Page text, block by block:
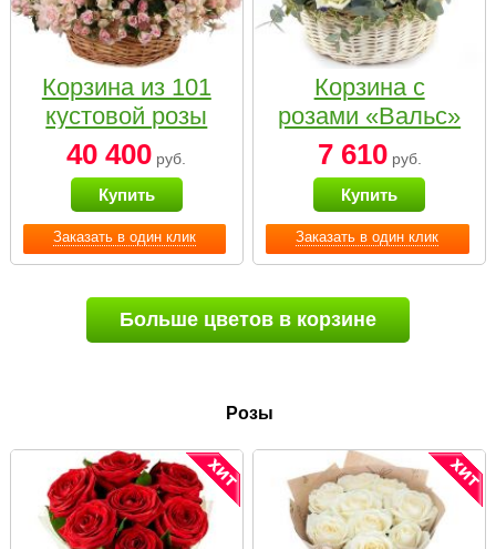
Заказать в один клик
Корзина из 101
кустовой розы
нежных тонов
40 400 руб.
Купить
Заказать в один клик
Корзина с
розами «Вальс»
7 610руб.
Купить
Больше цветов в корзине
Розы